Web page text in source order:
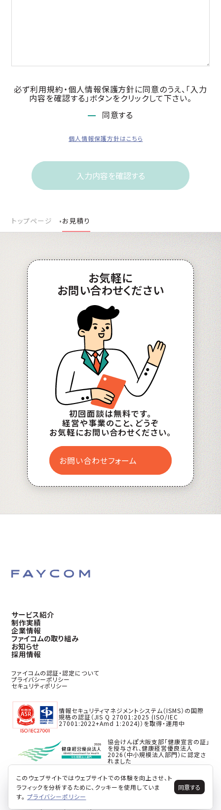
必ず利用規約・個人情報保護方針に同意のうえ、「入力
内容を確認する」ボタンをクリックして下さい。
同意する
個人情報保護方針はこちら
トップページ お見積り
お気軽に
お問い合わせください
初回面談は無料です。
経営や事業のこと、どうぞ
お気軽にお問い合わせください。
お問い合わせフォーム
サービス紹介
制作実績
企業情報
ファイコムの取り組み
お知らせ
採用情報
ファイコムの認証・認定について
プライバシーポリシー
セキュリティポリシー
情報セキュリティマネジメントシステム（ISMS）の国際
規格の認証（JIS Q 27001:2025 (ISO/IEC
27001:2022+Amd 1:2024)）を取得・運用中
協会けんぽ大阪支部「健康宣言の証」
を授与され、健康経営優良法人
2026（中小規模法人部門）に認定さ
れました
© 2026 faycom co,ltd. all rights reserved.
このウェブサイトではウェブサイトでの体験を向上させ、ト
ラフィックを分析するために、クッキーを使用していま
す。 プライバシーポリシー
同意する